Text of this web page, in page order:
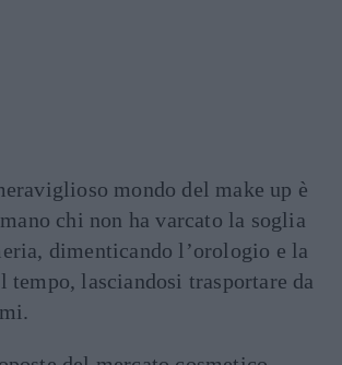
mondo del make up è
chi non ha varcato la soglia
dimenticando l’orologio e la
tempo, lasciandosi trasportare da